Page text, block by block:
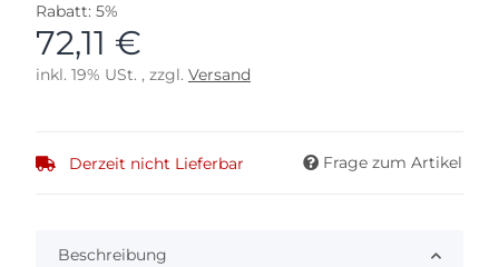
Rabatt: 5%
72,11 €
inkl. 19% USt. , zzgl. Versand
Derzeit nicht Lieferbar Frage zum Artikel
Beschreibung